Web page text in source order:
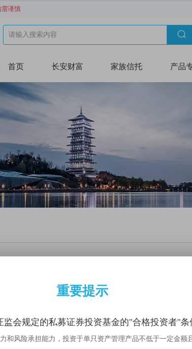
需谨慎

首页 长安财富 家族信托 产品
何虚假记载、误导性陈述或者重大遗漏，并对其内容的真实
实、准确、完整。
重要提示
会规定的私募证券投资基金的"合格投资者"条
和风险承担能力，投资于单只资产管理产品不低于一定金额